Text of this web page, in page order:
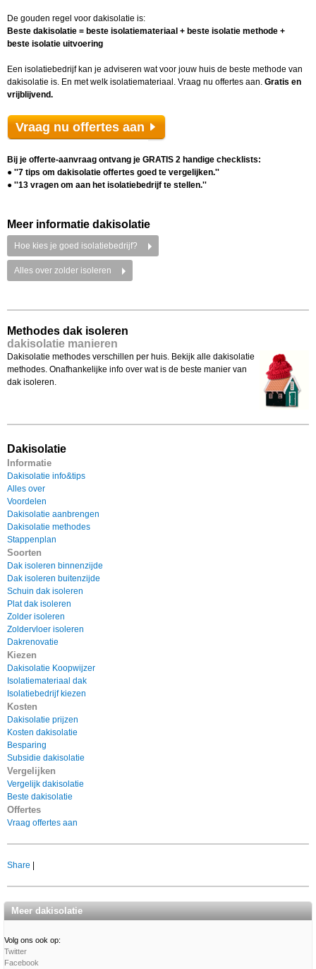
Methodes dak isoleren
dakisolatie manieren
Dakisolatie methodes verschillen per huis. Bekijk alle dakisolatie
methodes. Onafhankelijke info over wat is de beste manier van
dak isoleren.
Dakisolatie
Informatie
Dakisolatie info&tips
Alles over
Voordelen
Dakisolatie aanbrengen
Dakisolatie methodes
Stappenplan
Soorten
Dak isoleren binnenzijde
Dak isoleren buitenzijde
Schuin dak isoleren
Plat dak isoleren
Zolder isoleren
Zoldervloer isoleren
Dakrenovatie
Kiezen
Dakisolatie Koopwijzer
Isolatiemateriaal dak
Isolatiebedrijf kiezen
Kosten
Dakisolatie prijzen
Kosten dakisolatie
Besparing
Subsidie dakisolatie
Vergelijken
Vergelijk dakisolatie
Beste dakisolatie
Offertes
Vraag offertes aan
Share
Meer dakisolatie
Volg ons ook op:
Twitter
Facebook
De gouden regel voor dakisolatie is:
Beste dakisolatie = beste isolatiemateriaal + beste isolatie methode +
beste isolatie uitvoering
Een isolatiebedrijf kan je adviseren wat voor jouw huis de beste methode van
dakisolatie is. En met welk isolatiemateriaal. Vraag nu offertes aan. Gratis en
vrijblijvend.
Vraag nu offertes aan
Bij je offerte-aanvraag ontvang je GRATIS 2 handige checklists:
● ''7 tips om dakisolatie offertes goed te vergelijken.''
● ''13 vragen om aan het isolatiebedrijf te stellen.''
Meer informatie dakisolatie
Hoe kies je goed isolatiebedrijf?
Alles over zolder isoleren